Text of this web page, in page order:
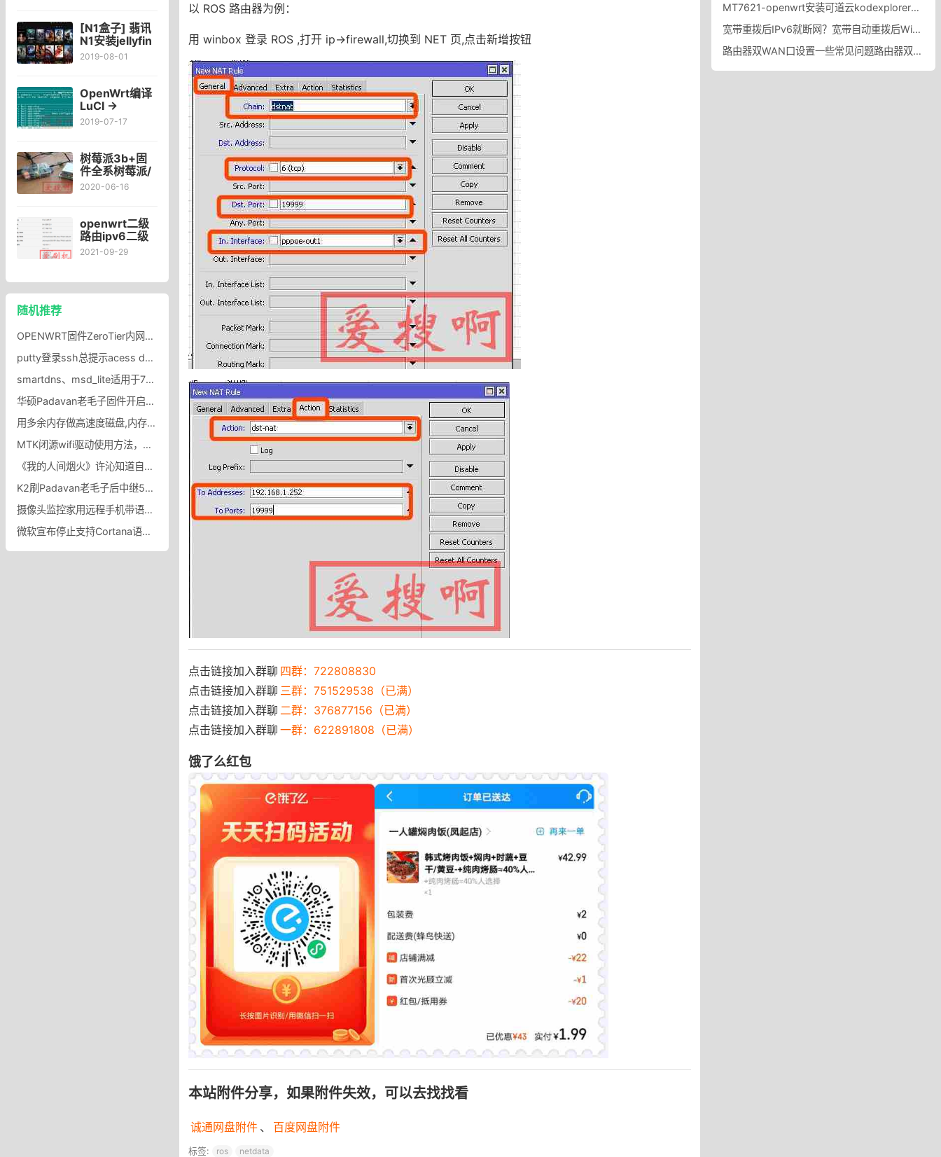
Entware
[N1盒子] 翡讯
N1安装jellyfin
媒体服务器
装jellyfin看视
频非常卡？
2019-08-01
OpenWrt编译
LuCI ->
Applications
2019-07-17
树莓派3b+固
件全系树莓派/
竞斗
OpenWrt固件,
树莓派3b+最
新版openwrt
固件
2020-06-16
openwrt二级
路由ipv6二级
路由Openwrt
Openwrt二级
2021-09-29
随机推荐
OPENWRT固件ZeroTier内网穿透设置zerotier-cli用法指引,无公网IP通过ZeroTier方便实现内网穿透
putty登录ssh总提示acess denied错误PUTTY使用root帐号登录linux报错
smartdns、msd_lite适用于7621的老毛子3.4内核下载
华硕Padavan老毛子固件开启路由的swap虚拟内存功能
用多余内存做高速度磁盘,内存转为虚拟硬盘,内存虚拟硬盘怎么用
MTK闭源wifi驱动使用方法，OpenWRT(LEDE)编译添加MTK闭源wifi驱动openwrt修改feeds.conf.default
《我的人间烟火》许沁知道自己的身世吗？
K2刷Padavan老毛子后中继5G搜索不到问题的解决步骤
摄像头监控家用远程手机带语音高清夜视摄影头无线网络wifi可连45G监控器室内外家庭360度商用门口无死角全景_sinlihe旗舰店
微软宣布停止支持Cortana语音助手，引入Copilot作为Windows 11的新智能助手
以 ROS 路由器为例：
用 winbox 登录 ROS ,打开 ip->firewall,切换到 NET 页,点击新增按钮
点击链接加入群聊 四群：722808830
点击链接加入群聊 三群：751529538（已满）
点击链接加入群聊 二群：376877156（已满）
点击链接加入群聊 一群：622891808（已满）
饿了么红包
本站附件分享，如果附件失效，可以去找找看
诚通网盘附件 、 百度网盘附件
标签: ros
netdata
MT7621-openwrt安装可道云kodexplorer轻量化NAS
宽带重拨后IPv6就断网？宽带自动重拨后Win10的IPv6失效
路由器双WAN口设置一些常见问题路由器双WAN口设置踩坑